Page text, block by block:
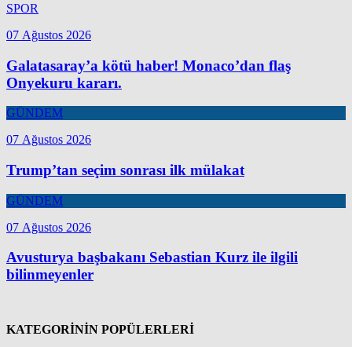
SPOR
07 Ağustos 2026
Galatasaray’a kötü haber! Monaco’dan flaş
Onyekuru kararı.
GÜNDEM
07 Ağustos 2026
Trump’tan seçim sonrası ilk mülakat
GÜNDEM
07 Ağustos 2026
Avusturya başbakanı Sebastian Kurz ile ilgili
bilinmeyenler
KATEGORİNİN POPÜLERLERİ